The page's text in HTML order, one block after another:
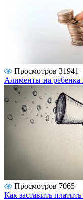
Просмотров 31941
Алименты на ребенка
Просмотров 7065
Как заставить